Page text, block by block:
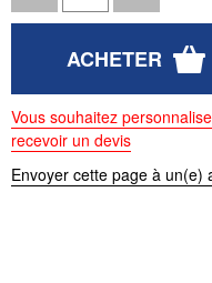
Vous souhaitez
recevoir un devis
Envoyer cette page à un(e)